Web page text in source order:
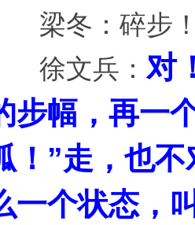
梁冬：碎步
徐文兵： 对
步幅，再一
！”走，也
一个状态，